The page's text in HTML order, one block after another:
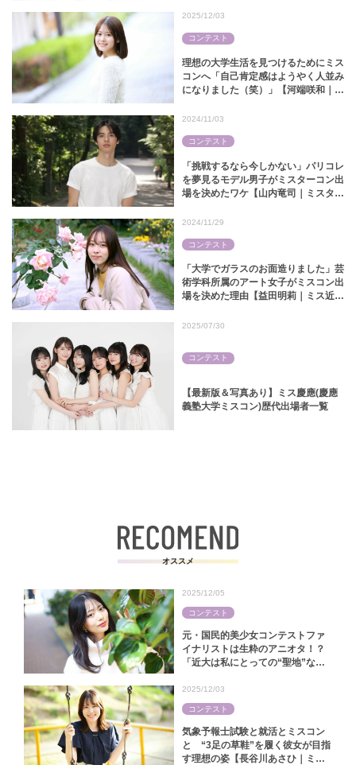
理想の大学生活を見つけるためにミス
コンへ「自己肯定感はようやく人並み
になりました（笑）」【河端咲和｜ミ
2025/12/03
コンテスト
「挑戦するなら今しかない」パリコレ
を夢見るモデル男子がミスターコン出
場を決めたワケ【山内竜司｜ミスター
2024/11/03
コンテスト
「大学でガラスのお面造りました」芸
術学科所属のアート女子がミスコン出
場を決めた理由【益田明莉｜ミス近大
2024/11/29
コンテスト
【最新版＆写真あり】ミス慶應(慶應
義塾大学ミスコン)歴代出場者一覧
2025/07/30
コンテスト
オススメ
元・国民的美少女コンテストファ
イナリストは生粋のアニオタ！？
「近大は私にとっての“聖地”なん
2025】
2025/12/05
コンテスト
気象予報士試験と就活とミスコン
と “3足の草鞋”を履く彼女が目指
す理想の姿【長谷川あさひ｜ミス
2025/12/03
コンテスト